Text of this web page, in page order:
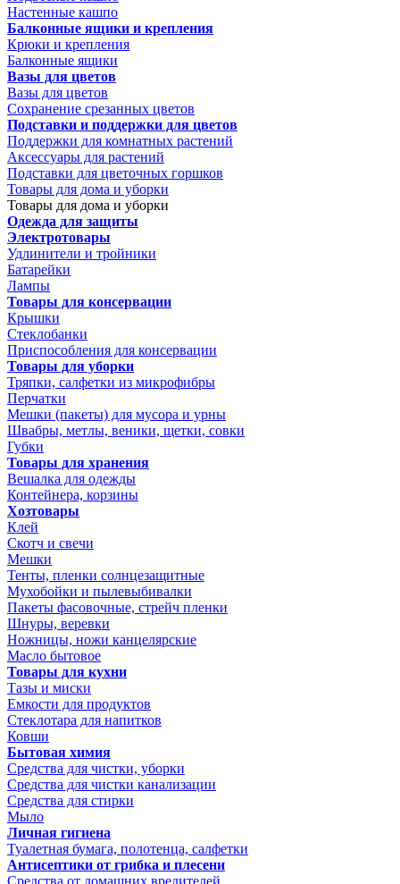
Настенные кашпо
Балконные ящики и крепления
Крюки и крепления
Балконные ящики
Вазы для цветов
Вазы для цветов
Сохранение срезанных цветов
Подставки и поддержки для цветов
Поддержки для комнатных растений
Аксессуары для растений
Подставки для цветочных горшков
Товары для дома и уборки
Товары для дома и уборки
Одежда для защиты
Электротовары
Удлинители и тройники
Батарейки
Лампы
Товары для консервации
Крышки
Стеклобанки
Приспособления для консервации
Товары для уборки
Тряпки, салфетки из микрофибры
Перчатки
Мешки (пакеты) для мусора и урны
Швабры, метлы, веники, щетки, совки
Губки
Товары для хранения
Вешалка для одежды
Контейнера, корзины
Хозтовары
Клей
Скотч и свечи
Мешки
Тенты, пленки солнцезащитные
Мухобойки и пылевыбивалки
Пакеты фасовочные, стрейч пленки
Шнуры, веревки
Ножницы, ножи канцелярские
Масло бытовое
Товары для кухни
Тазы и миски
Емкости для продуктов
Стеклотара для напитков
Ковши
Бытовая химия
Средства для чистки, уборки
Средства для чистки канализации
Средства для стирки
Мыло
Личная гигиена
Туалетная бумага, полотенца, салфетки
Антисептики от грибка и плесени
Средства от домашних вредителей